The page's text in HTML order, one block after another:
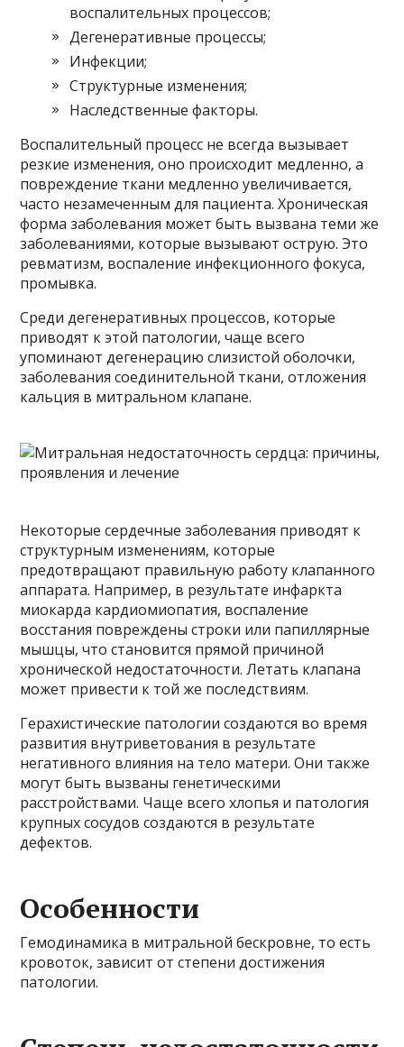
воспалительных процессов;
Дегенеративные процессы;
Инфекции;
Структурные изменения;
Наследственные факторы.
Воспалительный процесс не всегда вызывает
резкие изменения, оно происходит медленно, а
повреждение ткани медленно увеличивается,
часто незамеченным для пациента. Хроническая
форма заболевания может быть вызвана теми же
заболеваниями, которые вызывают острую. Это
ревматизм, воспаление инфекционного фокуса,
промывка.
Среди дегенеративных процессов, которые
приводят к этой патологии, чаще всего
упоминают дегенерацию слизистой оболочки,
заболевания соединительной ткани, отложения
кальция в митральном клапане.
Некоторые сердечные заболевания приводят к
структурным изменениям, которые
предотвращают правильную работу клапанного
аппарата. Например, в результате инфаркта
миокарда кардиомиопатия, воспаление
восстания повреждены строки или папиллярные
мышцы, что становится прямой причиной
хронической недостаточности. Летать клапана
может привести к той же последствиям.
Герахистические патологии создаются во время
развития внутриветования в результате
негативного влияния на тело матери. Они также
могут быть вызваны генетическими
расстройствами. Чаще всего хлопья и патология
крупных сосудов создаются в результате
дефектов.
Особенности
Гемодинамика в митральной бескровне, то есть
кровоток, зависит от степени достижения
патологии.